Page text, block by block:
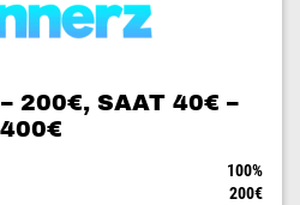
200€, SAAT 40€ –
400€
100%
200€